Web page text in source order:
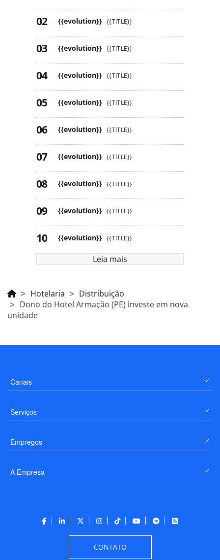
{{evolution}} {{TITLE}}
{{evolution}} {{TITLE}}
{{evolution}} {{TITLE}}
{{evolution}} {{TITLE}}
{{evolution}} {{TITLE}}
{{evolution}} {{TITLE}}
{{evolution}} {{TITLE}}
{{evolution}} {{TITLE}}
{{evolution}} {{TITLE}}
Leia mais
Hotelaria
Distribuição
Dono do Hotel Armação (PE) investe em nova
unidade
Canais
Serviços
Empregos
A Empresa
CONTATO